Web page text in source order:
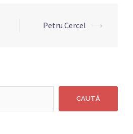
Petru Cercel ⟶
CAUTĂ